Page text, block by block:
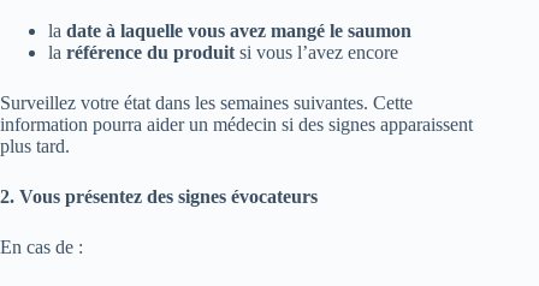
la date à laquelle vous avez mangé le saumon
la référence du produit si vous l’avez encore
Surveillez votre état dans les semaines suivantes. Cette
information pourra aider un médecin si des signes apparaissent
plus tard.
2. Vous présentez des signes évocateurs
En cas de :